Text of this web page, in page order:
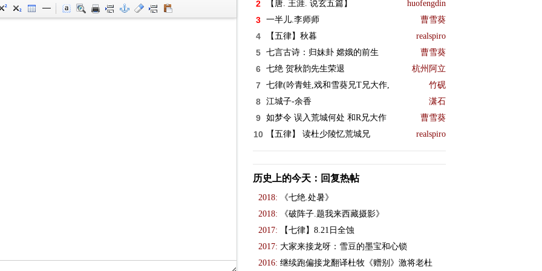
2 【唐. 王涯. 说玄五篇】 huofengdin
3 一半儿.李师师 曹雪葵
4 【五律】秋暮 realspiro
5 七言古诗：归妹卦 嫦娥的前生 曹雪葵
6 七绝 贺秋韵先生荣退 杭州阿立
7 七律(吟青蛙,戏和雪葵兄T兄大作, 竹砚
8 江城子-余香 潇石
9 如梦令 误入荒城何处 和R兄大作 曹雪葵
10 【五律】 读杜少陵忆荒城兄 realspiro
历史上的今天：回复热帖
2018:
《七绝.处暑》
2018:
《破阵子.题我来西藏摄影》
2017:
【七律】8.21日全蚀
2017: 大家来接龙呀：雪豆的墨宝和心锁
2016: 继续跑偏接龙翻译杜牧《赠别》激将老杜